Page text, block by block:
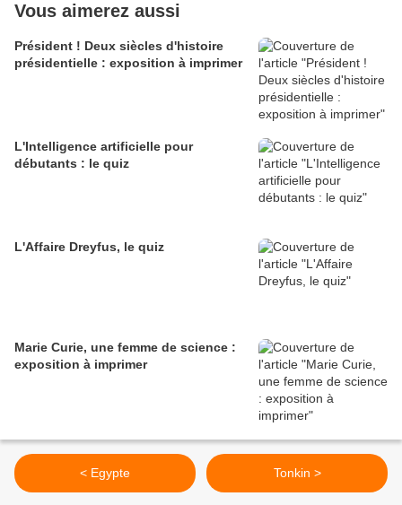
Vous aimerez aussi
Président ! Deux siècles d'histoire
présidentielle : exposition à imprimer
L'Intelligence artificielle pour
débutants : le quiz
L'Affaire Dreyfus, le quiz
Marie Curie, une femme de science :
exposition à imprimer
< Egypte Tonkin >